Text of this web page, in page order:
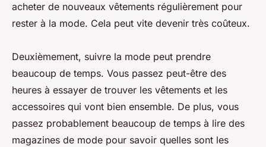
acheter de nouveaux vêtements régulièrement pour
rester à la mode. Cela peut vite devenir très coûteux.
Deuxièmement, suivre la mode peut prendre
beaucoup de temps. Vous passez peut-être des
heures à essayer de trouver les vêtements et les
accessoires qui vont bien ensemble. De plus, vous
passez probablement beaucoup de temps à lire des
magazines de mode pour savoir quelles sont les